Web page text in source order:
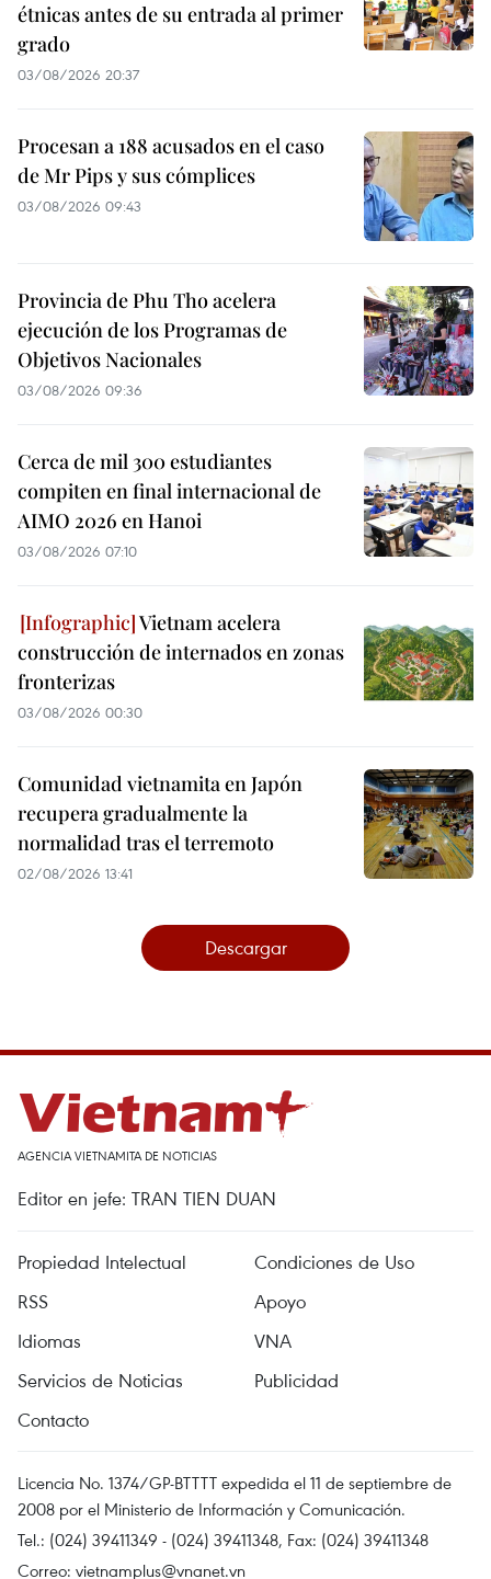
étnicas antes de su entrada al primer
grado
03/08/2026 20:37
Procesan a 188 acusados en el caso
de Mr Pips y sus cómplices
03/08/2026 09:43
Provincia de Phu Tho acelera
ejecución de los Programas de
Objetivos Nacionales
03/08/2026 09:36
Cerca de mil 300 estudiantes
compiten en final internacional de
AIMO 2026 en Hanoi
03/08/2026 07:10
Vietnam acelera
construcción de internados en zonas
fronterizas
03/08/2026 00:30
Comunidad vietnamita en Japón
recupera gradualmente la
normalidad tras el terremoto
02/08/2026 13:41
Descargar
AGENCIA VIETNAMITA DE NOTICIAS
Editor en jefe: TRAN TIEN DUAN
Propiedad Intelectual
Condiciones de Uso
RSS
Apoyo
Idiomas
VNA
Servicios de Noticias
Publicidad
Contacto
Licencia No. 1374/GP-BTTTT expedida el 11 de septiembre de
2008 por el Ministerio de Información y Comunicación.
Tel.: (024) 39411349 - (024) 39411348, Fax: (024) 39411348
Correo: vietnamplus@vnanet.vn